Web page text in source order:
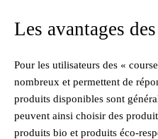
Les avantages
Pour les utilisateurs des «
nombreux et permettent de
produits disponibles sont
peuvent ainsi choisir des
produits bio et produits éco-